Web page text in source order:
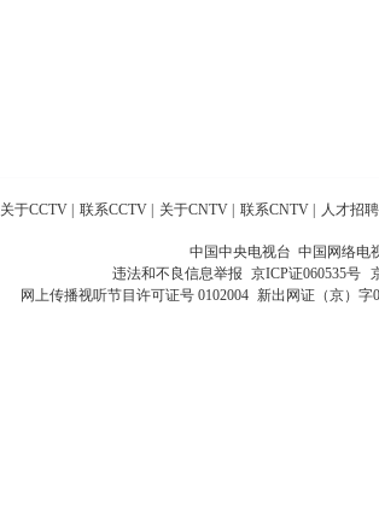
关于CCTV 联系CCTV 关于CNTV 联系CNTV 人才招聘
中国中央电视台 中国网络电
违法和不良信息举报 京ICP证060535号
网上传播视听节目许可证号 0102004 新出网证（京）